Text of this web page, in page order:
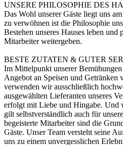
UNSERE PHILOSOPHIE DES
Das Wohl unserer Gäste liegt uns
zu verwöhnen ist die Philosophie
Bestehen unseres Hauses leben und
Mitarbeiter weitergeben.
BESTE ZUTATEN & GUTER
Im Mittelpunkt unserer
Angebot an Speisen und Getränken
verwenden wir ausschließlich
ausgewählten Lieferanten unseres
erfolgt mit Liebe und Hingabe. Und
gilt selbstverständlich auch für
begeisterte Mitarbeiter sind die
Gäste. Unser Team versteht seine
uns zu einem unvergesslichen